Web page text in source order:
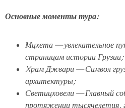
Основные моменты тура:
Мцхета — увлекательное
страницам истории Грузии;
Xрам Джвари — Символ
архитектуры;
Светицховели — Главный
протяжении тысячелетия,